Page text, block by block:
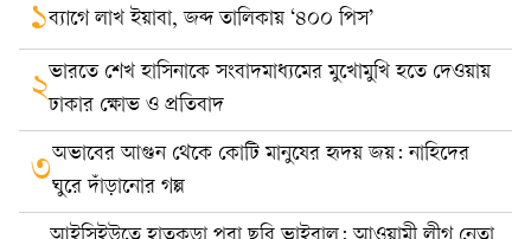
১ব্যাগে লাখ ইয়াবা, জব্দ তালিকায় ‘৪০০ পিস’
২ভারতে শেখ হাসিনাকে সংবাদমাধ্যমের মুখোমুখি হতে দেওয়ায়
ঢাকার ক্ষোভ ও প্রতিবাদ
৩অভাবের আগুন থেকে কোটি মানুষের হৃদয় জয়: নাহিদের
ঘুরে দাঁড়ানোর গল্প